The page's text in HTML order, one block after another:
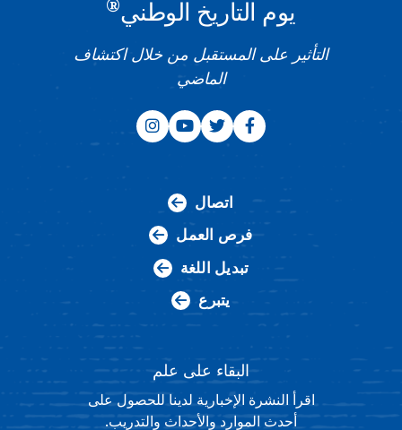
يوم التاريخ الوطني®
التأثير على المستقبل من خلال اكتشاف
الماضي
اتصال
فرص العمل
تبديل اللغة
يتبرع
البقاء على علم
اقرأ النشرة الإخبارية لدينا للحصول على
أحدث الموارد والأحداث والتدريب.